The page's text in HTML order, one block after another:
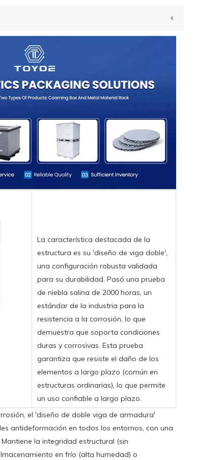
La característica destacada de la
estructura es su 'diseño de viga doble',
una configuración robusta validada
para su durabilidad. Pasó una prueba
de niebla salina de 2000 horas, un
estándar de la industria para la
resistencia a la corrosión, lo que
demuestra que soporta condiciones
duras y corrosivas. Esta prueba
garantiza que resiste el daño de los
elementos a largo plazo (común en
estructuras ordinarias), lo que permite
un uso confiable a largo plazo.
el 'diseño de doble viga de armadura'
antideformación en todos los entornos, con una
la integridad estructural (sin
en frío (alta humedad) o